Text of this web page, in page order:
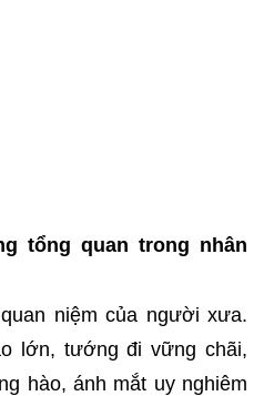
tổng quan trong nhân
niệm của người xưa.
lớn, tướng đi vững chãi,
hào, ánh mắt uy nghiêm